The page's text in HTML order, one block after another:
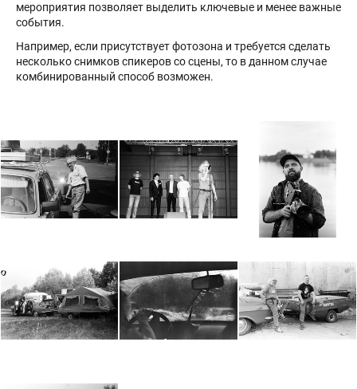
мероприятия позволяет выделить ключевые и менее важные
события.
Например, если присутствует фотозона и требуется сделать
несколько снимков спикеров со сцены, то в данном случае
комбинированный способ возможен.